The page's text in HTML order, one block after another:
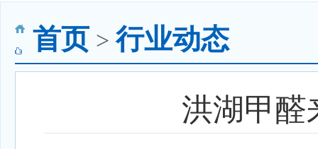
首页 >行业动态
洪湖甲醛